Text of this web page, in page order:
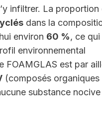
infiltrer. La proportion
dans la
environ 60 %, ce
environnemental
FOAMGLAS est par
(composés organiques
substance